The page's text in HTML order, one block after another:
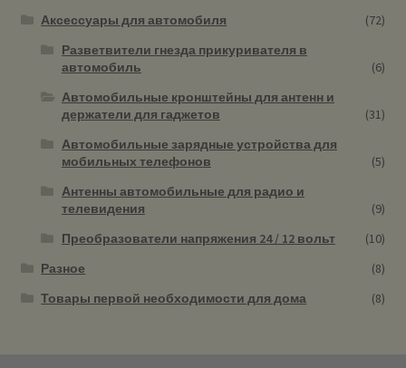
Аксессуары для автомобиля
(72)
Разветвители гнезда прикуривателя в
автомобиль
(6)
Автомобильные кронштейны для антенн и
держатели для гаджетов
(31)
Автомобильные зарядные устройства для
мобильных телефонов
(5)
Антенны автомобильные для радио и
телевидения
(9)
Преобразователи напряжения 24 / 12 вольт
(10)
Разное
(8)
Товары первой необходимости для дома
(8)